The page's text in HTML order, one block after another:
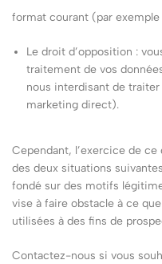
format courant (par
Le droit d’opposition :
traitement de vos
nous interdisant de
marketing direct).
Cependant, l’exercice de ce
des deux situations
fondé sur des motifs
vise à faire obstacle à ce
utilisées à des fins de
Contactez-nous si vous